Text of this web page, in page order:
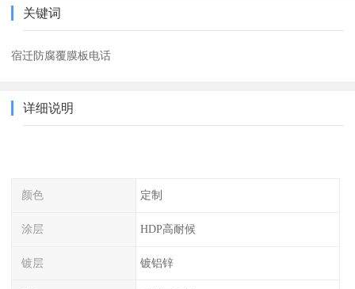
关键词
宿迁防腐覆膜板电话
详细说明
颜色 定制
涂层 HDP高耐候
镀层 镀铝锌